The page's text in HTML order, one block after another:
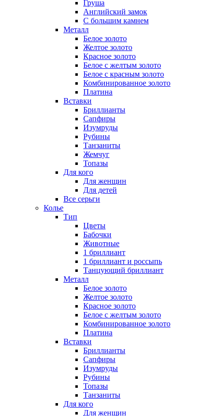
Груша
Английский замок
С большим камнем
Металл
Белое золото
Желтое золото
Красное золото
Белое с желтым золото
Белое с красным золото
Комбинированное золото
Платина
Вставки
Бриллианты
Сапфиры
Изумруды
Рубины
Танзаниты
Жемчуг
Топазы
Для кого
Для женщин
Для детей
Все серьги
Колье
Тип
Цветы
Бабочки
Животные
1 бриллиант
1 бриллиант и россыпь
Танцующий бриллиант
Металл
Белое золото
Желтое золото
Красное золото
Белое с желтым золото
Комбинированное золото
Платина
Вставки
Бриллианты
Сапфиры
Изумруды
Рубины
Топазы
Танзаниты
Для кого
Для женщин